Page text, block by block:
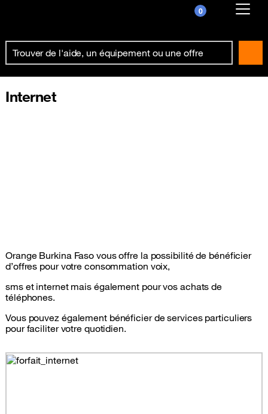
0
Already customer ?
Internet
Orange Burkina Faso vous offre la possibilité de bénéficier
d’offres pour votre consommation voix,
sms et internet mais également pour vos achats de
téléphones.
Vous pouvez également bénéficier de services particuliers
pour faciliter votre quotidien.